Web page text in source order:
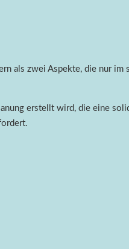
als zwei Aspekte, die nur
erstellt wird, die eine